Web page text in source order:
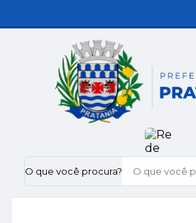
O que você procura?